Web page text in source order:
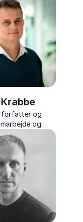
begivenheder
og
forfatter og
og
over 1.500
foredrag
trivsel og
adfærd.